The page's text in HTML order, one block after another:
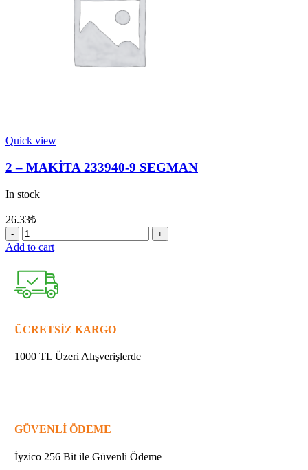
Quick view
2 – MAKİTA 233940-9 SEGMAN
In stock
26.33₺
2
-
233940-
SEGMAN
Add to cart
ÜCRETSİZ KARGO
1000 TL Üzeri Alışverişlerde
GÜVENLİ ÖDEME
İyzico 256 Bit ile Güvenli Ödeme